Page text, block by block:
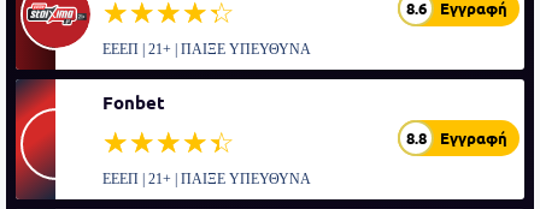
☆☆☆☆☆
★★★★★ 8.6 Εγγραφή
ΕΕΕΠ | 21+ | ΠΑΙΞΕ ΥΠΕΥΘΥΝΑ
Fonbet
☆☆☆☆☆
★★★★★ 8.8 Εγγραφή
ΕΕΕΠ | 21+ | ΠΑΙΞΕ ΥΠΕΥΘΥΝΑ